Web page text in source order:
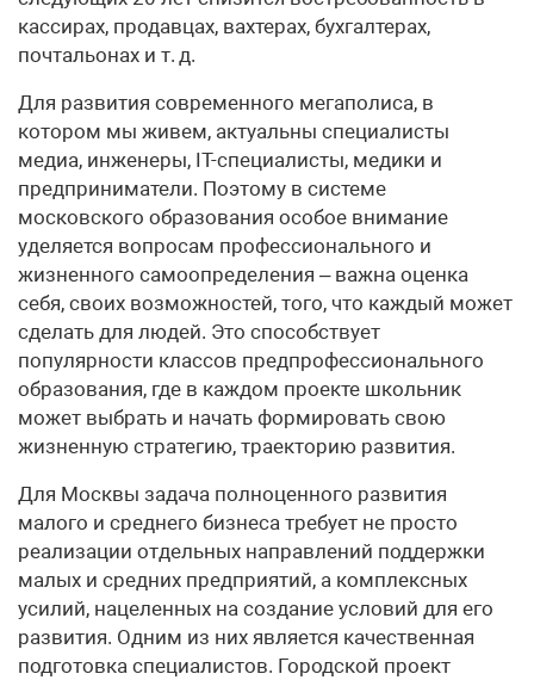
кассирах, продавцах, вахтерах, бухгалтерах,
почтальонах и т. д.
Для развития современного мегаполиса, в
котором мы живем, актуальны специалисты
медиа, инженеры, IT-специалисты, медики и
предприниматели. Поэтому в системе
московского образования особое внимание
уделяется вопросам профессионального и
жизненного само­определения – важна оценка
себя, своих возможностей, того, что каждый может
сделать для людей. Это способствует
популярности классов предпрофессионального
образования, где в каждом проекте школьник
может выбрать и начать формировать свою
жизненную стратегию, траекторию развития.
Для Москвы задача полноценного развития
малого и среднего бизнеса требует не просто
реализации отдельных направлений поддержки
малых и средних предприятий, а комплексных
усилий, нацеленных на создание условий для его
развития. Одним из них является качественная
подготовка специалистов. Городской проект